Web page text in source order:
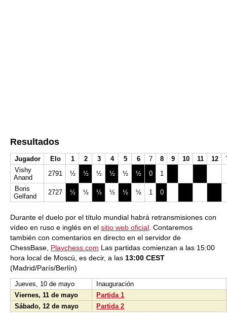
Resultados
Jugador Elo 1 2 3 4 5 6 7 8 9 10 11 12
Vishy
Anand
2791 ½ ½ ½ ½ ½ ½ 0
1
Boris
Gelfand
2727 ½ ½ ½ ½ ½ ½ 1 0
Durante el duelo por el título mundial habrá retransmisiones con
vídeo en ruso e inglés en el sitio web oficial . Contaremos
también con comentarios en directo en el servidor de
ChessBase, Playchess.com Las partidas comienzan a las 15:00
hora local de Moscú, es decir, a las 13:00 CEST
(Madrid/París/Berlín)
Jueves, 10 de mayo
Inauguración
Viernes, 11 de mayo
Partida 1
Sábado, 12 de mayo
Partida 2